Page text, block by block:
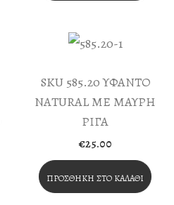
SKU 585.20 ΥΦΑΝΤΟ
NATURAL ΜΕ ΜΑΥΡΗ
ΡΙΓΑ
€25.00
ΠΡΟΣΘΉΚΗ ΣΤΟ ΚΑΛΆΘΙ